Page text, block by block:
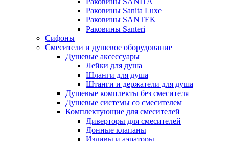
Раковины Sanita Luxe
Раковины SANTEK
Раковины Santeri
Сифоны
Смесители и душевое оборудование
Душевые аксессуары
Лейки для душа
Шланги для душа
Штанги и держатели для душа
Душевые комплекты без смесителя
Душевые системы со смесителем
Комплектующие для смесителей
Диверторы для смесителей
Донные клапаны